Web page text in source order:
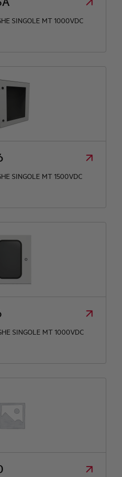
SINGOLE MT 1000VDC
SINGOLE MT 1500VDC
SINGOLE MT 1000VDC